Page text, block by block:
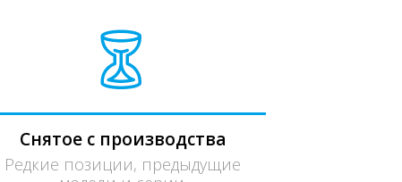
Снятое с производства
Редкие позиции, предыдущие